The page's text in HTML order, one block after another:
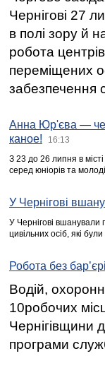
Чернігові 27
в полі зору й
робота
переміщених
забезпечення
Анна Юр'єва —
каное!
16:13
З 23 до 26 липня в
серед юніорів та
У Чернігові
У Чернігові вшанували
цивільних осіб, які
Робота без
Водій,
10робочих
Чернігівщини
програми